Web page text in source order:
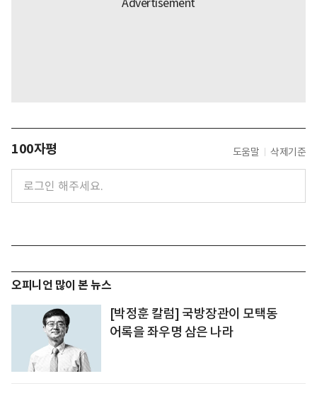
100자평 도움말 삭제기준
오피니언 많이 본 뉴스
[박정훈 칼럼] 국방장관이 모택동
어록을 좌우명 삼은 나라